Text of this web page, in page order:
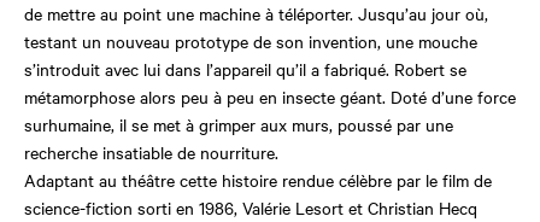
de mettre au point une machine à téléporter. Jusqu’au jour où,
testant un nouveau prototype de son invention, une mouche
s’introduit avec lui dans l’appareil qu’il a fabriqué. Robert se
métamorphose alors peu à peu en insecte géant. Doté d’une force
surhumaine, il se met à grimper aux murs, poussé par une
recherche insatiable de nourriture.
Adaptant au théâtre cette histoire rendue célèbre par le film de
science-fiction sorti en 1986, Valérie Lesort et Christian Hecq